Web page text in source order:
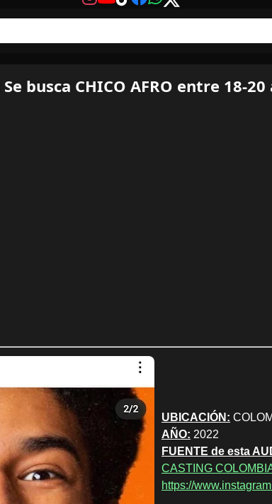
Se busca CHICO AFRO entre 18-
UBICACIÓN:
AÑO: 2022
FUENTE de esta
CASTING
https://